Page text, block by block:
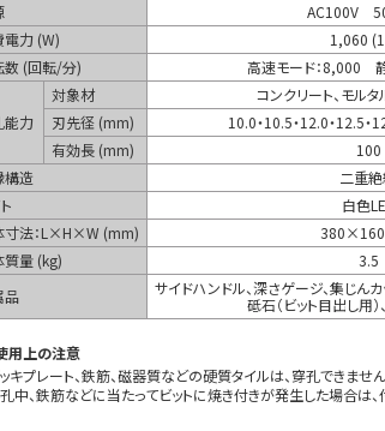
AC100V
電力 (W)
1,060
数 (回転/分)
高速モード：8,000
能力
対象材
コンクリート、モルタ
刃先径 (mm)
10.0・10.5・12.0・12.5・
有効長 (mm)
100
構造
二重
白色
寸法：L×H×W (mm)
質量 (kg)
3.5
品
サイドハンドル、深さゲージ、集じん
砥石（ビット目出し用
用上の注意
キプレート、鉄筋、磁器質などの硬質タイルは、穿孔できません
中、鉄筋などに当たってビットに焼き付きが発生した場合は